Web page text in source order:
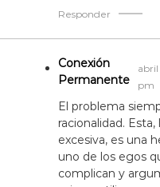
Responder
Conexión
Permanente
abril
pm
El problema
racionalidad. Esta,
excesiva, es una
uno de los egos
complican y